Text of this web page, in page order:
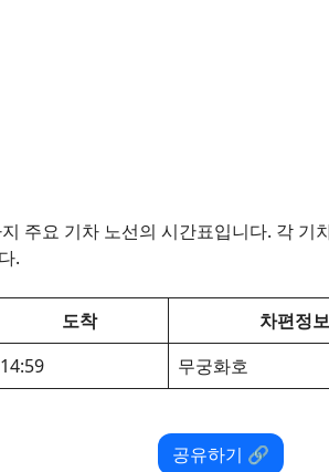
주요 기차 노선의 시간표입니다. 각 기
.
도착 차편정보
14:59 무궁화호
공유하기 🔗